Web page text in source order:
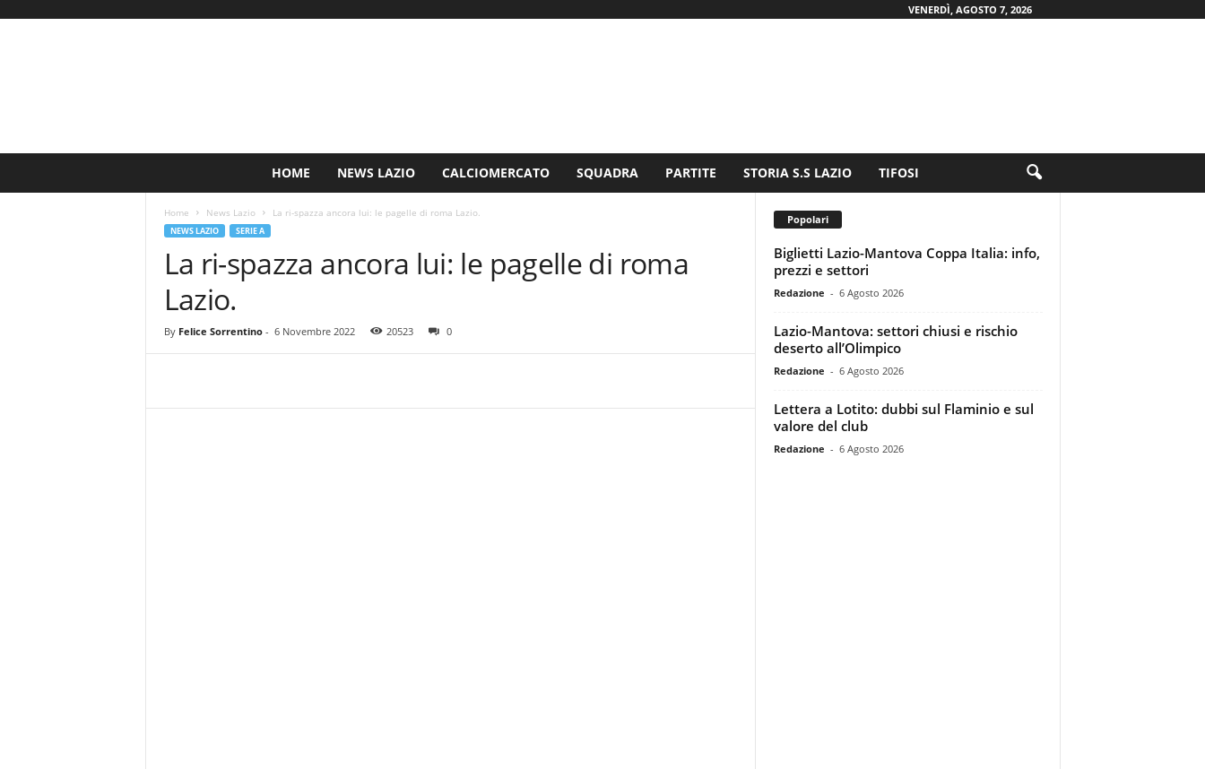
VENERDÌ, AGOSTO 7, 2026
HOME NEWS LAZIO CALCIOMERCATO SQUADRA PARTITE STORIA S.S LAZIO TIFOSI
Home News Lazio La ri-spazza ancora lui: le pagelle di roma Lazio.
NEWS LAZIO SERIE A
La ri-spazza ancora lui: le pagelle di roma
Lazio.
By Felice Sorrentino- 6 Novembre 2022 20523 0
Popolari
Biglietti Lazio-Mantova Coppa Italia: info,
prezzi e settori
Redazione - 6 Agosto 2026
Lazio-Mantova: settori chiusi e rischio
deserto all’Olimpico
Redazione - 6 Agosto 2026
Lettera a Lotito: dubbi sul Flaminio e sul
valore del club
Redazione - 6 Agosto 2026